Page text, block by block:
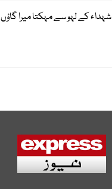
شہداء کے لہو سے مہکتا میرا گاؤں